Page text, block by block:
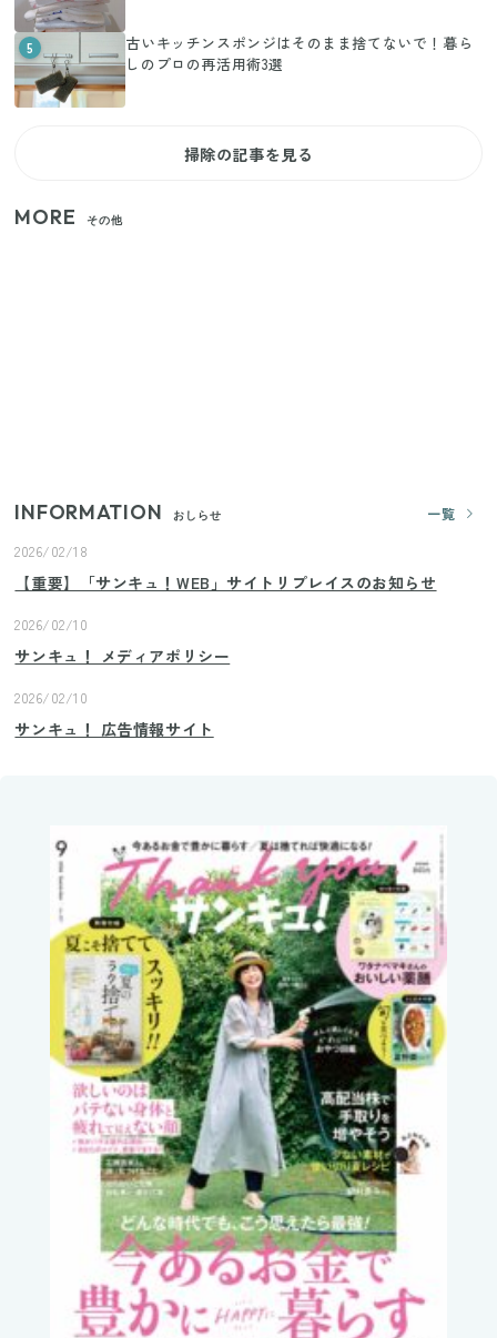
5
古いキッチンスポンジはそのまま捨てないで！暮ら
しのプロの再活用術3選
掃除の記事を見る
MORE その他
INFORMATION おしらせ
一覧
2026/02/18
【重要】「サンキュ！WEB」サイトリプレイスのお知らせ
2026/02/10
サンキュ！ メディアポリシー
2026/02/10
サンキュ！ 広告情報サイト